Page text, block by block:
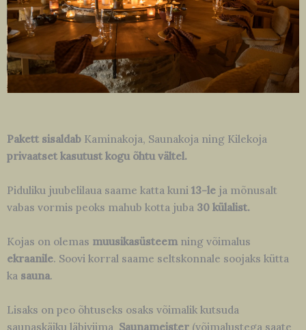
Pakett sisaldab Kaminakoja, Saunakoja ning Kilekoja
privaatset kasutust kogu õhtu vältel.
Piduliku juubelilaua saame katta kuni 13-le ja mõnusalt
vabas vormis peoks mahub kotta juba 30 külalist.
Kojas on olemas muusikasüsteem ning võimalus
ekraanile. Soovi korral saame seltskonnale soojaks kütta
ka sauna.
Lisaks on peo õhtuseks osaks võimalik kutsuda
saunaskäiku läbiviima Saunameister (võimalustega saate